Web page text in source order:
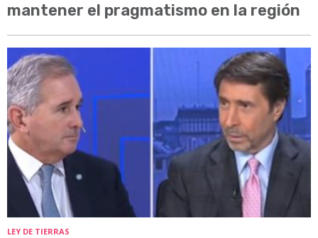
mantener el pragmatismo en la región
LEY DE TIERRAS